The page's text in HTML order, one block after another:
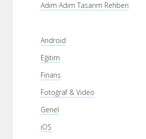
Adım Adım Tasarım Rehberi
Android
Eğitim
Finans
Fotoğraf & Video
Genel
iOS